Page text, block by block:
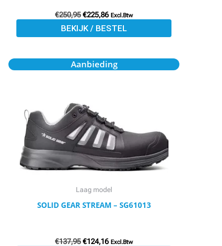
€250,95 €225,86 Excl.Btw
BEKIJK / BESTEL
Aanbieding
Laag model
SOLID GEAR STREAM – SG61013
€137,95
Oorspronkelijke
prijs
€124,16
Huidige
prijs
Excl.Btw
Dit
variaties.
Deze
optie
kan
gekozen
worden